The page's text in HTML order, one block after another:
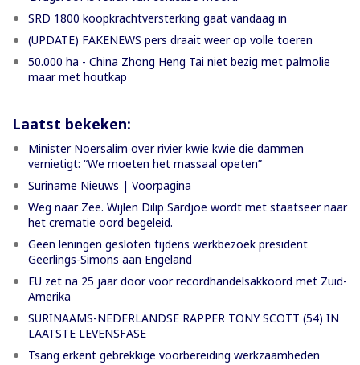
SRD 1800 koopkrachtversterking gaat vandaag in
(UPDATE) FAKENEWS pers draait weer op volle toeren
50.000 ha - China Zhong Heng Tai niet bezig met palmolie
maar met houtkap
Laatst bekeken:
Minister Noersalim over rivier kwie kwie die dammen
vernietigt: “We moeten het massaal opeten”
Suriname Nieuws | Voorpagina
Weg naar Zee. Wijlen Dilip Sardjoe wordt met staatseer naar
het crematie oord begeleid.
Geen leningen gesloten tijdens werkbezoek president
Geerlings-Simons aan Engeland
EU zet na 25 jaar door voor recordhandelsakkoord met Zuid-
Amerika
SURINAAMS-NEDERLANDSE RAPPER TONY SCOTT (54) IN
LAATSTE LEVENSFASE
Tsang erkent gebrekkige voorbereiding werkzaamheden